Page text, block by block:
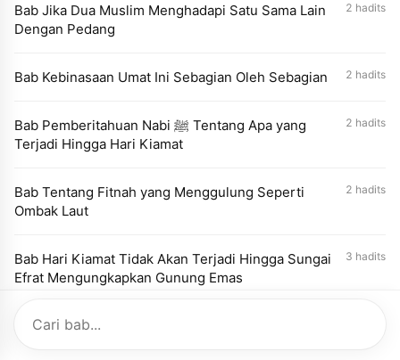
Bab Jika Dua Muslim Menghadapi Satu Sama Lain
Dengan Pedang
2 hadits
Bab Kebinasaan Umat Ini Sebagian Oleh Sebagian 2 hadits
Bab Pemberitahuan Nabi ﷺ Tentang Apa yang
Terjadi Hingga Hari Kiamat
2 hadits
Bab Tentang Fitnah yang Menggulung Seperti
Ombak Laut
2 hadits
Bab Hari Kiamat Tidak Akan Terjadi Hingga Sungai
Efrat Mengungkapkan Gunung Emas
3 hadits
Bab Pembukaan Konstantinopel dan Munculnya